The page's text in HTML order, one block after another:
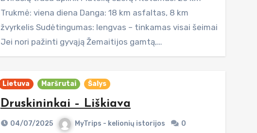
Trukmė: viena diena Danga: 18 km asfaltas, 8 km
žvyrkelis Sudėtingumas: lengvas – tinkamas visai šeimai
Jei nori pažinti gyvąją Žemaitijos gamtą,…
Lietuva Maršrutai Šalys
Druskininkai – Liškiava
04/07/2025 MyTrips - kelionių istorijos 0